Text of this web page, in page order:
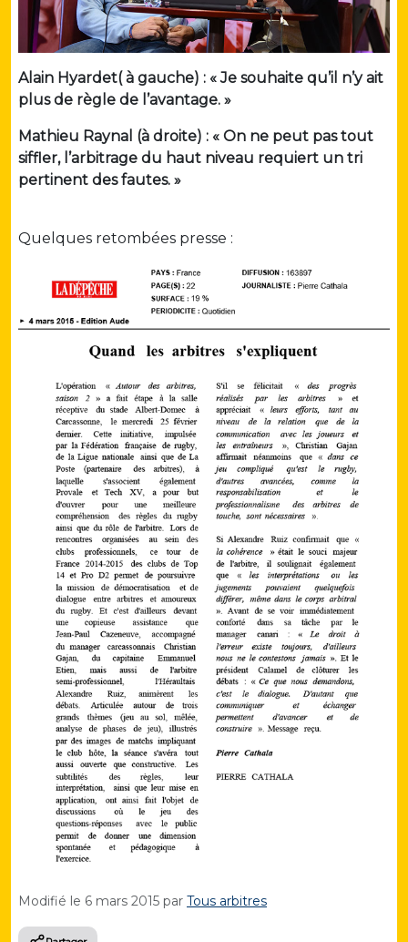
Alain Hyardet( à gauche) : « Je souhaite qu’il n’y ait
plus de règle de l’avantage. »
Mathieu Raynal (à droite) : « On ne peut pas tout
siffler, l’arbitrage du haut niveau requiert un tri
pertinent des fautes. »
Quelques retombées presse :
Modifié le 6 mars 2015 par Tous arbitres